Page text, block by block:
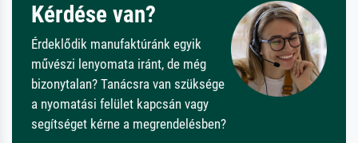
Kérdése van?
Érdeklődik manufaktúránk egyik
művészi lenyomata iránt, de még
bizonytalan? Tanácsra van szüksége
a nyomatási felület kapcsán vagy
segítséget kérne a megrendelésben?